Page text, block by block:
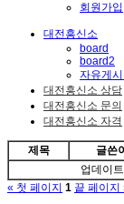
회원가입
대전흥신소
board
board2
자유게
대전흥신소 상담
대전흥신소 문의
대전흥신소 자격
제목 글쓴이
업데이
« 첫 페이지 1 끝 페이지